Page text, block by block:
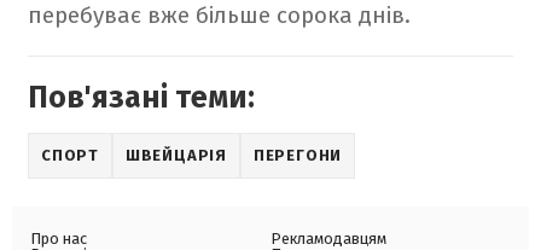
перебуває вже більше сорока днів.
Пов'язані теми:
СПОРТ ШВЕЙЦАРІЯ ПЕРЕГОНИ
Про нас
Рекламодавцям